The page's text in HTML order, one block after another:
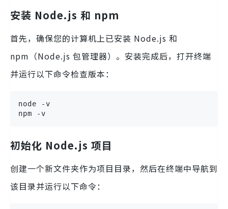
安装 Node.js 和 npm
首先，确保您的计算机上已安装 Node.js 和
npm（Node.js 包管理器）。安装完成后，打开终端
并运行以下命令检查版本：
node -v
npm -v
初始化 Node.js 项目
创建一个新文件夹作为项目目录，然后在终端中导航到
该目录并运行以下命令：